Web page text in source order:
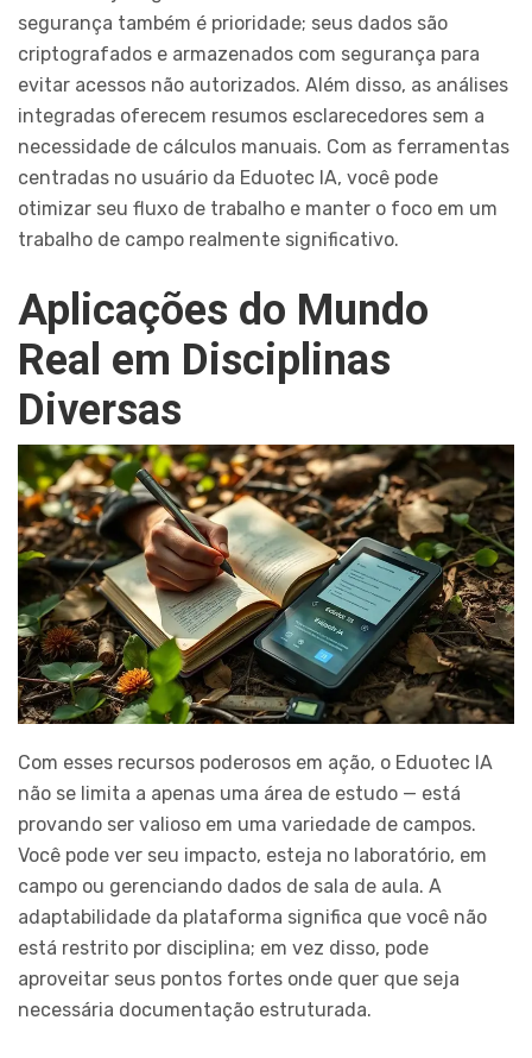
segurança também é prioridade; seus dados são
criptografados e armazenados com segurança para
evitar acessos não autorizados. Além disso, as análises
integradas oferecem resumos esclarecedores sem a
necessidade de cálculos manuais. Com as ferramentas
centradas no usuário da Eduotec IA, você pode
otimizar seu fluxo de trabalho e manter o foco em um
trabalho de campo realmente significativo.
Aplicações do Mundo
Real em Disciplinas
Diversas
Com esses recursos poderosos em ação, o Eduotec IA
não se limita a apenas uma área de estudo — está
provando ser valioso em uma variedade de campos.
Você pode ver seu impacto, esteja no laboratório, em
campo ou gerenciando dados de sala de aula. A
adaptabilidade da plataforma significa que você não
está restrito por disciplina; em vez disso, pode
aproveitar seus pontos fortes onde quer que seja
necessária documentação estruturada.